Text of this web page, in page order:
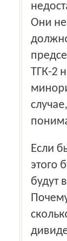
Они
ТГК-2
Если бы миноритарному акционеру объяснили, что он с
этого
будут